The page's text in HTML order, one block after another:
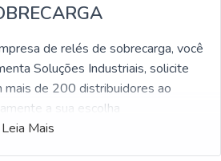
de relés de sobrecarga, você
Soluções Industriais, solicite
mais de 200 distribuidores ao
a sua escolha
Leia Mais